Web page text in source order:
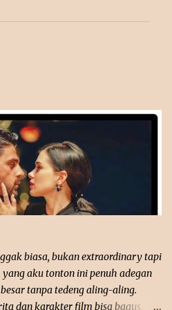
biasa, bukan extraordinary tapi
aku tonton ini penuh adegan
tanpa tedeng aling-aling.
dan karakter film bisa bagus,